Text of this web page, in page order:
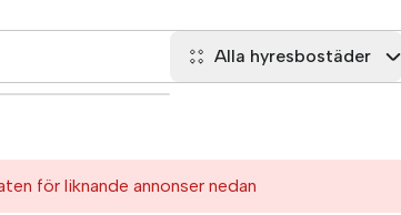
Alla hyresbostäder
för liknande annonser nedan